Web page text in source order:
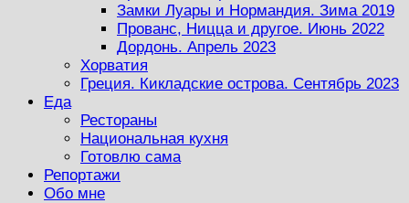
Замки Луары и Нормандия. Зима 2019
Прованс, Ницца и другое. Июнь 2022
Дордонь. Апрель 2023
Хорватия
Греция. Кикладские острова. Сентябрь 2023
Еда
Рестораны
Национальная кухня
Готовлю сама
Репортажи
Обо мне